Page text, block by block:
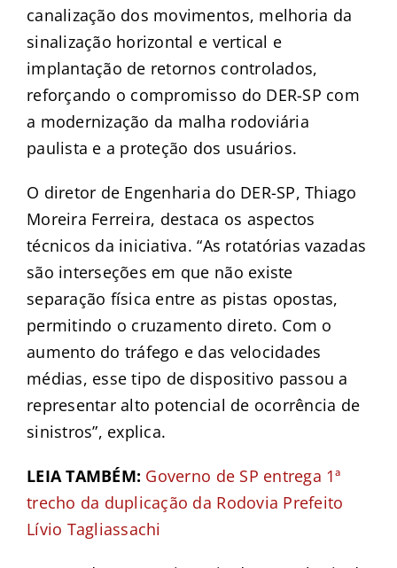
canalização dos movimentos, melhoria da
sinalização horizontal e vertical e
implantação de retornos controlados,
reforçando o compromisso do DER-SP com
a modernização da malha rodoviária
paulista e a proteção dos usuários.
O diretor de Engenharia do DER-SP, Thiago
Moreira Ferreira, destaca os aspectos
técnicos da iniciativa. “As rotatórias vazadas
são interseções em que não existe
separação física entre as pistas opostas,
permitindo o cruzamento direto. Com o
aumento do tráfego e das velocidades
médias, esse tipo de dispositivo passou a
representar alto potencial de ocorrência de
sinistros”, explica.
LEIA TAMBÉM: Governo de SP entrega 1ª
trecho da duplicação da Rodovia Prefeito
Lívio Tagliassachi